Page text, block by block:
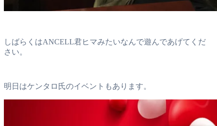
しばらくはANCELL君ヒマみたいなんで遊んであげてくだ
さい。
明日はケンタロ氏のイベントもあります。